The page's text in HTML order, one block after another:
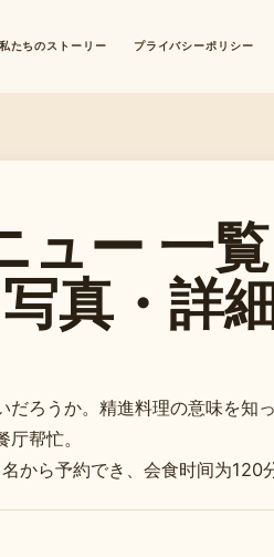
私たちのストーリー プライバシーポリシー
ー 一覧
真・詳
ろうか。精進料理の意味を知っ
帮忙。
から予約でき、会食时间为120分